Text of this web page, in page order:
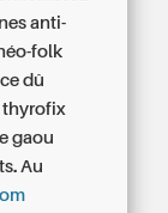
anti-
folk
dû
thyrofix
gaou
Au